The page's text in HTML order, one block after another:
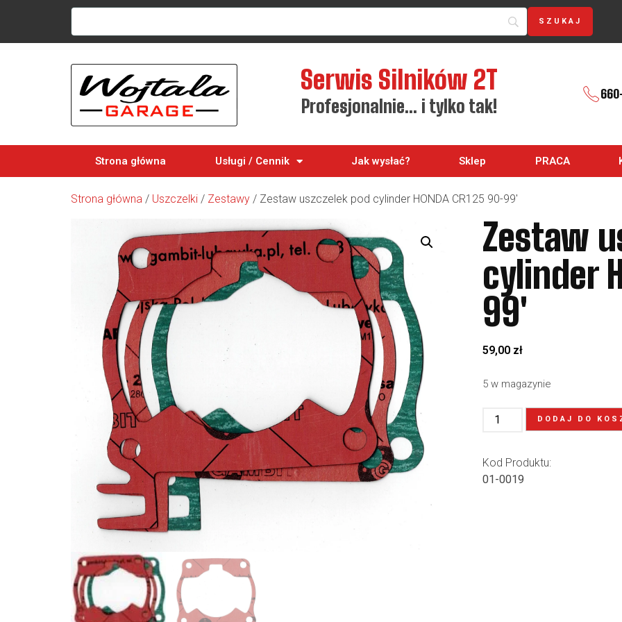
Serwis Silników 2T
Profesjonalnie… i tylko tak!
Strona główna Usługi / Cennik Jak wysłać? Sklep PRACA
Strona główna / Uszczelki / Zestawy / Zestaw uszczelek pod cylinder HONDA CR125 90-99′
Zestaw
cylinder
99′
59,00 zł
5 w magazynie
DODAJ DO
Kod Produktu:
01-0019